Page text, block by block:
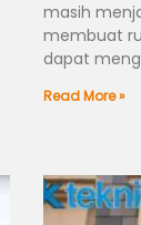
masih
membuat
dapat
Read More »